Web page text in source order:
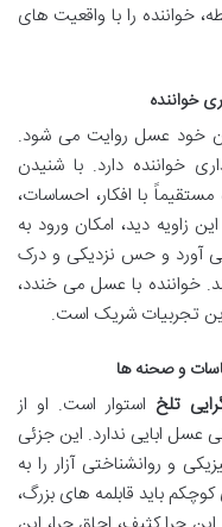
خواننده را با واقعیت های
خواننده
خود عسل روایت می شود.
خواننده دارد. با شنیدن
با افکار، احساسات،
دید، امکان ورود به
آورد و حس نزدیکی و درک
خواننده با عسل می خندد،
تجربیات شریک است.
و صحنه ها
تلخ استوار است. او از
ابایی ندارد. این جزئی
و روانشناختی آزار را به
باید قابلمه های بزرگ،